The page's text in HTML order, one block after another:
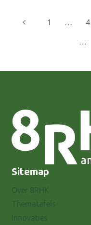
2025
Paginanavigatie
Vorige
1 4
Sitemap